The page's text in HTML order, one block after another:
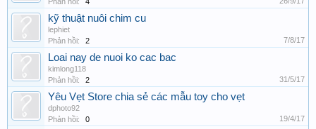
kỹ thuật nuôi chim cu
lephiet
Phản hồi:
2 7/8/17
Loai nay de nuoi ko cac bac
kimlong118
Phản hồi:
2 31/5/17
Yêu Vẹt Store chia sẻ các mẫu toy cho vẹt
dphoto92
Phản hồi:
0 19/4/17